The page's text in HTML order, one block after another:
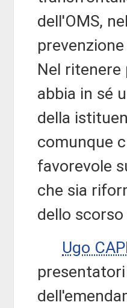
dell'OMS,
Nel
abbia in sé
della
comunque
favorevole
che sia
dello
Ugo